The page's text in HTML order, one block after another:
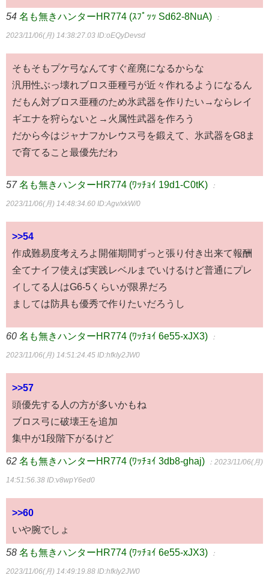
54 名も無きハンターHR774 (ｽﾌﾟｯｯ Sd62-8NuA) ：
2023/11/06(月) 14:38:27.03 ID:oEQyDevsd
そもそもプケ弓なんてすぐ産廃になるからな
汎用性ぶっ壊れブロス亜種弓が近々作れるようになるん
だもん対ブロス亜種のため氷武器を作りたい→ならレイ
ギエナを狩らないと→火属性武器を作ろう
だから今はジャナフかレウス弓を鍛えて、氷武器をG8ま
で育てること最優先だわ
57 名も無きハンターHR774 (ﾜｯﾁｮｲ 19d1-C0tK) ：
2023/11/06(月) 14:48:34.60 ID:Agv/xkW/0
>>54
作成難易度考えろよ開催期間ずっと張り付き出来て報酬
全てナイフ使えば実践レベルまでいけるけど普通にプレ
イしてる人はG6-5くらいが限界だろ
ましては防具も優秀で作りたいだろうし
60 名も無きハンターHR774 (ﾜｯﾁｮｲ 6e55-xJX3) ：
2023/11/06(月) 14:51:24.45 ID:hfkIy2JW0
>>57
頭優先する人の方が多いかもね
ブロス弓に破壊王を追加
集中が1段階下がるけど
62 名も無きハンターHR774 (ﾜｯﾁｮｲ 3db8-ghaj) ：2023/11/06(月)
14:51:56.38 ID:v8wpY6ed0
>>60
いや腕でしょ
58 名も無きハンターHR774 (ﾜｯﾁｮｲ 6e55-xJX3) ：
2023/11/06(月) 14:49:19.88 ID:hfkIy2JW0